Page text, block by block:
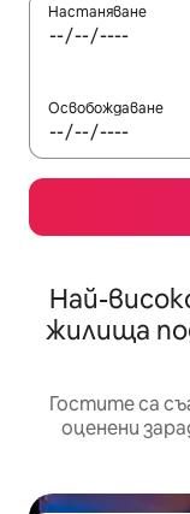
Настаняване
Освобождаване
Най-
жилища
Гостите са
оценени